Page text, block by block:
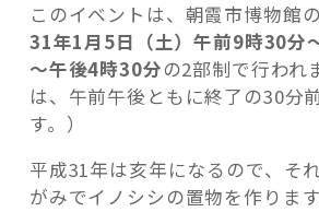
このイベントは、朝霞市博物館
31年1月5日（土）午前9時30分
～午後4時30分の2部制で行われ
は、午前午後ともに終了の30分
す。）
平成31年は亥年になるので、そ
がみでイノシシの置物を作ります